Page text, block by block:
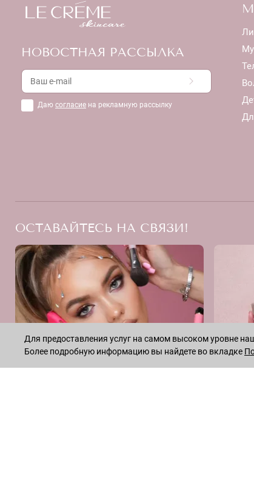
НОВОСТНАЯ РАССЫЛКА
Даю согласие на рекламную рассылку
ОСТАВАЙТЕСЬ НА СВЯЗИ!
Для предоставления услуг на самом высоком уровне
Более подробную информацию вы найдете во вкладке